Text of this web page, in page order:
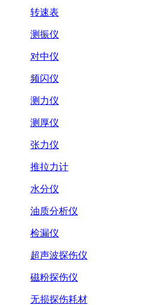
转速表
测振仪
对中仪
频闪仪
测力仪
测厚仪
张力仪
推拉力计
水分仪
油质分析仪
检漏仪
超声波探伤仪
磁粉探伤仪
无损探伤耗材